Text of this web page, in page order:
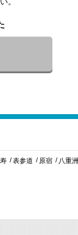
表参道 原宿 八重洲